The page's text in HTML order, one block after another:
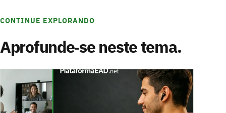
CONTINUE EXPLORANDO
Aprofunde‑se neste tema.